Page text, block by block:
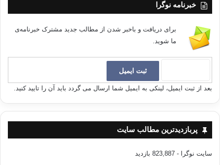
خبرنامه نوگرا
برای دریافت و باخبر شدن از مطالب جدید مشترک خبرنامه‌ی
ما شوید.
بعد از ثبت ایمیل، لینکی به ایمیل شما ارسال می گردد باید آن را تایید کنید.
پربازدیدترین مطالب سایت
سایت نوگرا - 823,887 بازدید